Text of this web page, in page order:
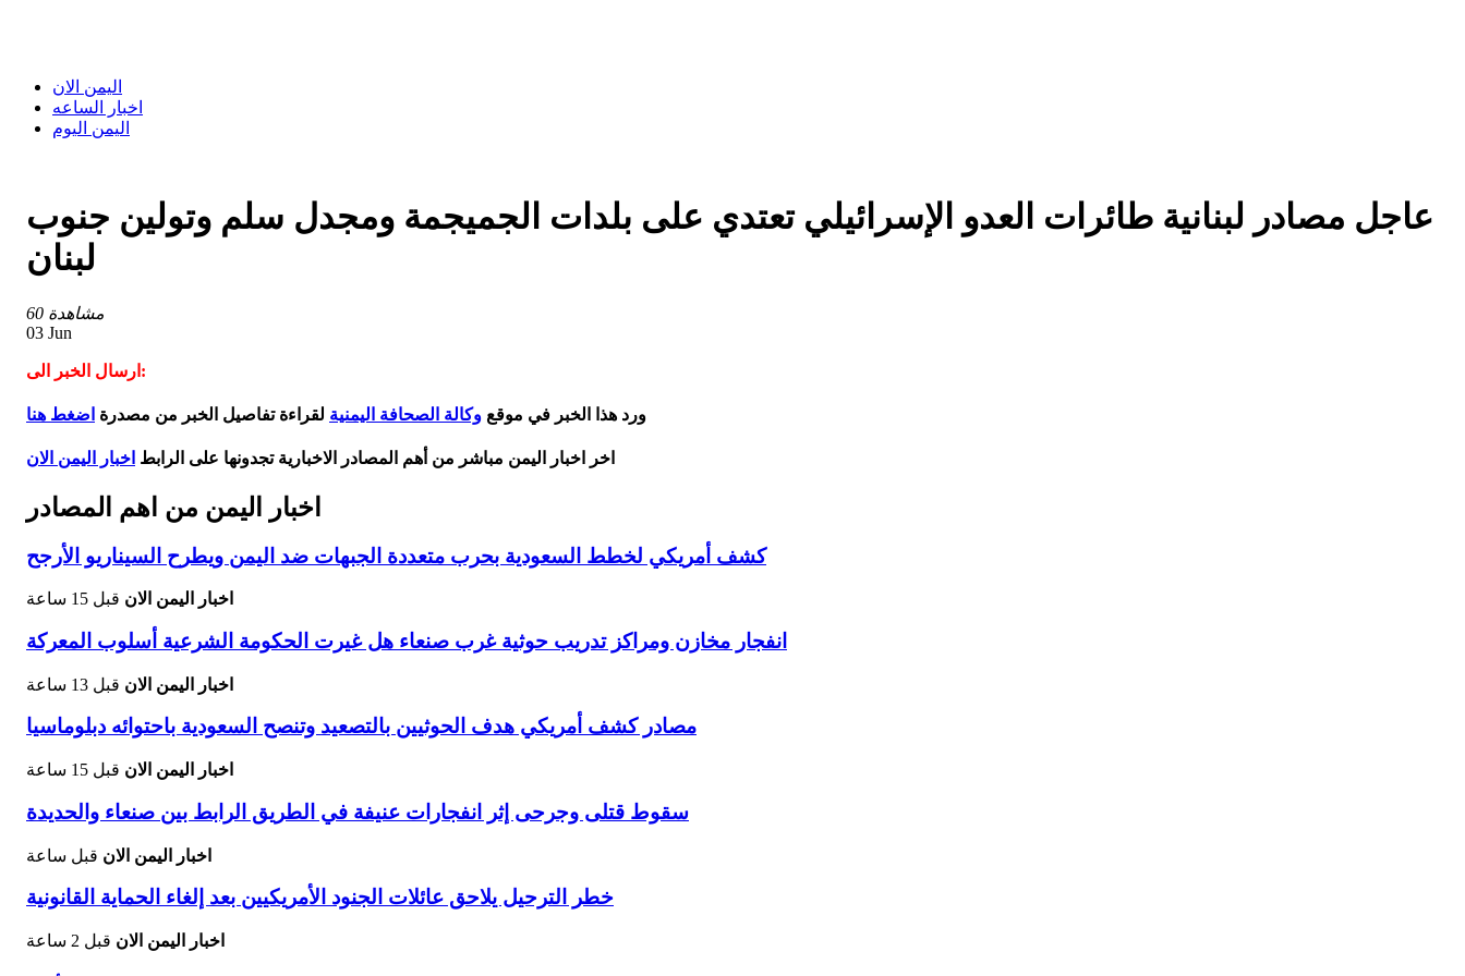
اليمن الان
اخبار الساعه
اليمن اليوم
عاجل مصادر لبنانية طائرات العدو الإسرائيلي تعتدي على بلدات الجميجمة ومجدل سلم وتولين جنوب
لبنان
60 مشاهدة
03 Jun
ارسال الخبر الى:
ورد هذا الخبر في موقع وكالة الصحافة اليمنية لقراءة تفاصيل الخبر من مصدرة اضغط هنا
اخر اخبار اليمن مباشر من أهم المصادر الاخبارية تجدونها على الرابط اخبار اليمن الان
اخبار اليمن من اهم المصادر
كشف أمريكي لخطط السعودية بحرب متعددة الجبهات ضد اليمن ويطرح السيناريو الأرجح
اخبار اليمن الان قبل 15 ساعة
انفجار مخازن ومراكز تدريب حوثية غرب صنعاء هل غيرت الحكومة الشرعية أسلوب المعركة
اخبار اليمن الان قبل 13 ساعة
مصادر كشف أمريكي هدف الحوثيين بالتصعيد وتنصح السعودية باحتوائه دبلوماسيا
اخبار اليمن الان قبل 15 ساعة
سقوط قتلى وجرحى إثر انفجارات عنيفة في الطريق الرابط بين صنعاء والحديدة
اخبار اليمن الان قبل ساعة
خطر الترحيل يلاحق عائلات الجنود الأمريكيين بعد إلغاء الحماية القانونية
اخبار اليمن الان قبل 2 ساعة